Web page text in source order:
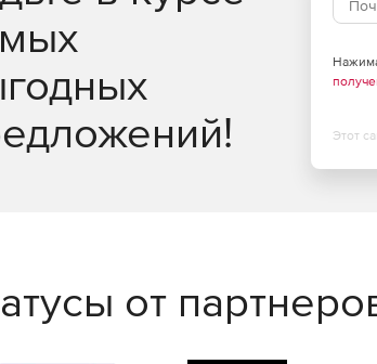
данных и статистика
предоставляет богатый набор инструментов для
Origin предоставляет несколько гаджетов для
и Поверхностная подгонка
предоставляет несколько функций для анализа
Этот
от